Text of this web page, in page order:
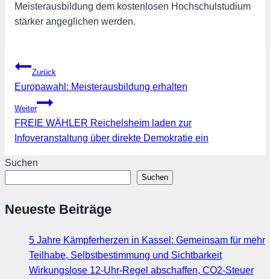
Meisterausbildung dem kostenlosen Hochschulstudium
stärker angeglichen werden.
Beitragsnavigation
Zurück
Europawahl: Meisterausbildung erhalten
Weiter
FREIE WÄHLER Reichelsheim laden zur
Infoveranstaltung über direkte Demokratie ein
Suchen
Suchen
Neueste Beiträge
5 Jahre Kämpferherzen in Kassel: Gemeinsam für mehr
Teilhabe, Selbstbestimmung und Sichtbarkeit
Wirkungslose 12-Uhr-Regel abschaffen, CO2-Steuer